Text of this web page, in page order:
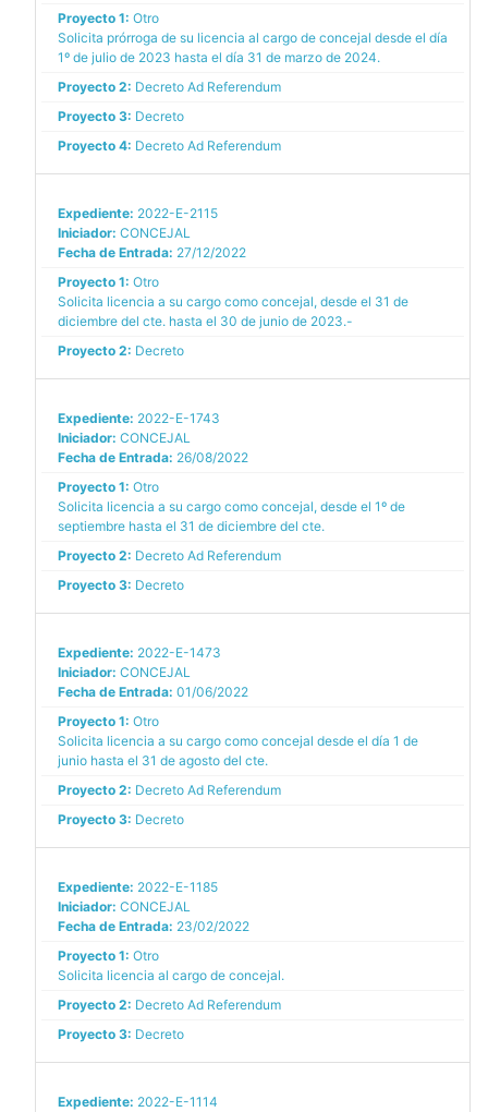
Proyecto 1: Otro
Solicita prórroga de su licencia al cargo de concejal desde el día
1º de julio de 2023 hasta el día 31 de marzo de 2024.
Proyecto 2: Decreto Ad Referendum
Proyecto 3: Decreto
Proyecto 4: Decreto Ad Referendum
Expediente: 2022-E-2115
Iniciador: CONCEJAL
Fecha de Entrada: 27/12/2022
Proyecto 1: Otro
Solicita licencia a su cargo como concejal, desde el 31 de
diciembre del cte. hasta el 30 de junio de 2023.-
Proyecto 2: Decreto
Expediente: 2022-E-1743
Iniciador: CONCEJAL
Fecha de Entrada: 26/08/2022
Proyecto 1: Otro
Solicita licencia a su cargo como concejal, desde el 1º de
septiembre hasta el 31 de diciembre del cte.
Proyecto 2: Decreto Ad Referendum
Proyecto 3: Decreto
Expediente: 2022-E-1473
Iniciador: CONCEJAL
Fecha de Entrada: 01/06/2022
Proyecto 1: Otro
Solicita licencia a su cargo como concejal desde el día 1 de
junio hasta el 31 de agosto del cte.
Proyecto 2: Decreto Ad Referendum
Proyecto 3: Decreto
Expediente: 2022-E-1185
Iniciador: CONCEJAL
Fecha de Entrada: 23/02/2022
Proyecto 1: Otro
Solicita licencia al cargo de concejal.
Proyecto 2: Decreto Ad Referendum
Proyecto 3: Decreto
Expediente: 2022-E-1114